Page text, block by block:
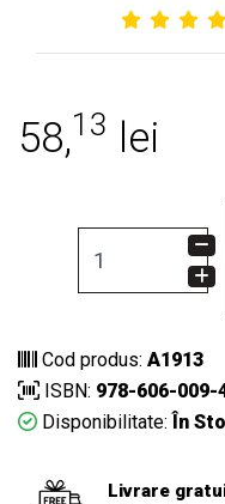
58,13 lei
Cod produs: A1913
ISBN: 978-606-009-
Disponibilitate: În
Livrare